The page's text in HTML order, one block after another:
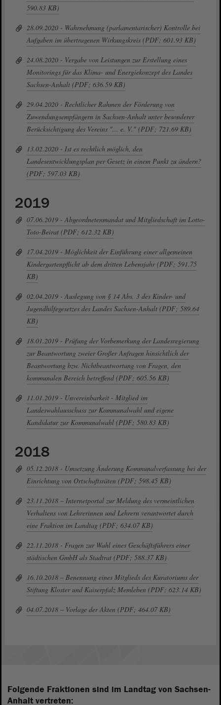
590.83 KB)
28.09.2020 - Wahrnehmung (parlamentarischer) Kontrolle bei
Aufgaben im übertragenen Wirkungskreis (PDF; 601.93 KB)
24.08.2020 - Vergabe von Leistungen zur Erstellung eines
Monitorings für das Klima- und Energiekonzept des Landes
Sachsen-Anhalt (PDF; 636.59 KB)
29.04.2020 - Rechtlicher Rahmen der Förderung von
Zuwendungsempfängern in Sachsen-Anhalt unter besonderer
Berücksichtigung des Vereins "... e. V." (PDF; 721.69 KB)
13.02.2020 - Ist es rechtlich möglich, den
Landesentwicklungsplan per Gesetz in einem Punkt zu ändern?
(PDF; 597.03 KB)
2019
07.06.2019 - Abgeordnetenmandat und Mitgliedschaft im Lotto-
Toto-Beirat (PDF; 612.32 KB)
17.04.2019 - Möglichkeit der Einführung einer allgemeinen
Kindergartenpflicht ab dem dritten Lebensjahr (PDF; 591.75
KB)
02.04.2019 - Auslegung von § 14 Abs. 3 des Kinder- und
Jugendhilfegesetzes des Landes Sachsen-Anhalt (PDF; 589.64
KB)
18.01.2019 - Prüfung der Vorbemerkung der Landesregierung
zur Beantwortung zweier Großer Anfragen hinsichtlich der
Beantwortung bzw. Nichtbeantwortung von Fragen, den
kommunalen Bereich betreffend (PDF; 605.56 KB)
11.01.2019 - Unvereinbarkeit - Mitglied im
Landeswahlausschuss zur Kommunalwahl und eigene
Kandidatur zur Kommunalwahl (PDF; 580.83 KB)
2018
05.12.2018 - Umsetzung Änderung Kommunalverfassung bei der
Einrichtung von Ortschaftsräten (PDF; 598.45 KB)
23.11.2018 – Internetportal zur Meldung des vermeintlichen
Verhaltens von Lehrerinnen und Lehrern verantwortet durch
eine Fraktion im Landtag (PDF; 634.07 KB)
22.11.2018 - Fragen zur Wahl eines Geschäftsführers einer
städtischen GmbH als Stadtrat (PDF; 588.37 KB)
16.10.2018 – Benennung eines Mitglieds des Kuratoriums der
Stiftung Kloster und Kaiserpfalz Memleben (PDF; 623.14 KB)
04.07.2018 – Vorlage der Akten (PDF; 464.07 KB)
Folgende Fraktionen sind im Landtag von Sachsen-
Anhalt vertreten: